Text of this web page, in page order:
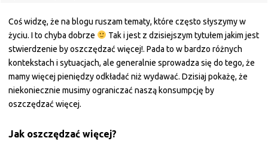
Coś widzę, że na blogu ruszam tematy, które często słyszymy w
życiu. I to chyba dobrze
Tak i jest z dzisiejszym tytułem jakim jest
stwierdzenie by oszczędzać więcej!. Pada to w bardzo różnych
kontekstach i sytuacjach, ale generalnie sprowadza się do tego, że
mamy więcej pieniędzy odkładać niż wydawać. Dzisiaj pokażę, że
niekoniecznie musimy ograniczać naszą konsumpcję by
oszczędzać więcej.
Jak oszczędzać więcej?